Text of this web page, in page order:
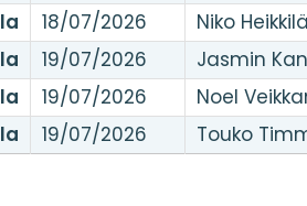
18/07/2026 Niko Heikkilä
19/07/2026 Jasmin
19/07/2026 Noel
19/07/2026 Touko